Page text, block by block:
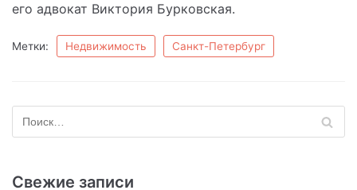
его адвокат Виктория Бурковская.
Метки: Недвижимость Санкт-Петербург
Свежие записи